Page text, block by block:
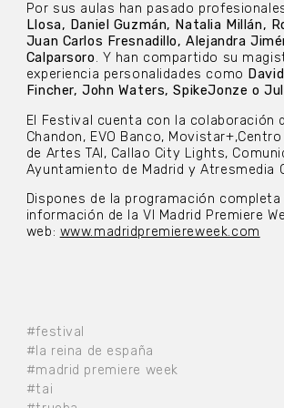
#festival
#la reina de españa
#madrid premiere week
#tai
Por sus aulas han pasado
Llosa, Daniel Guzmán, Natalia Millán,
Juan Carlos Fresnadillo, Alejandra
Calparsoro. Y han compartido su
experiencia personalidades como
Fincher, John Waters, SpikeJonze o
El Festival cuenta con la colaboración
Chandon, EVO Banco, Movistar+,Centro
de Artes TAI, Callao City Lights,
Ayuntamiento de Madrid y Atresmedia
Dispones de la programación completa
información de la VI Madrid Premiere
web: www.madridpremiereweek.com